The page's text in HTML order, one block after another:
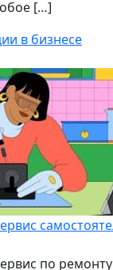
[…]
в бизнесе
по